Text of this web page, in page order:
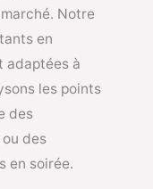
Notre
en
adaptées à
les points
des
des
en soirée.